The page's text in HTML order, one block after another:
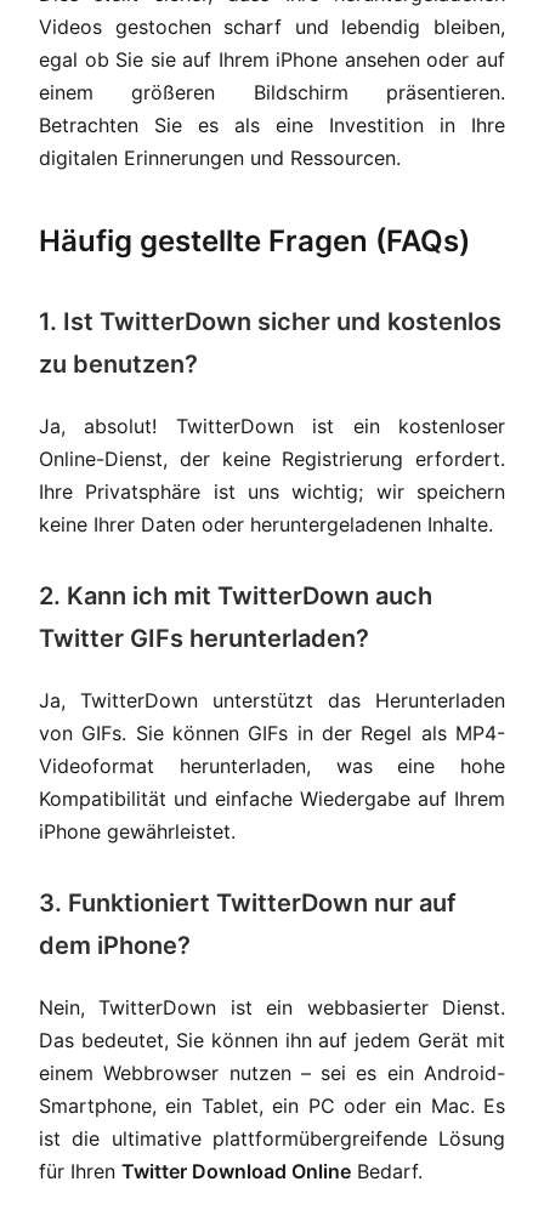
Videos gestochen scharf und lebendig bleiben,
egal ob Sie sie auf Ihrem iPhone ansehen oder auf
einem größeren Bildschirm präsentieren.
Betrachten Sie es als eine Investition in Ihre
digitalen Erinnerungen und Ressourcen.
Häufig gestellte Fragen (FAQs)
1. Ist TwitterDown sicher und kostenlos
zu benutzen?
Ja, absolut! TwitterDown ist ein kostenloser
Online-Dienst, der keine Registrierung erfordert.
Ihre Privatsphäre ist uns wichtig; wir speichern
keine Ihrer Daten oder heruntergeladenen Inhalte.
2. Kann ich mit TwitterDown auch
Twitter GIFs herunterladen?
Ja, TwitterDown unterstützt das Herunterladen
von GIFs. Sie können GIFs in der Regel als MP4-
Videoformat herunterladen, was eine hohe
Kompatibilität und einfache Wiedergabe auf Ihrem
iPhone gewährleistet.
3. Funktioniert TwitterDown nur auf
dem iPhone?
Nein, TwitterDown ist ein webbasierter Dienst.
Das bedeutet, Sie können ihn auf jedem Gerät mit
einem Webbrowser nutzen – sei es ein Android-
Smartphone, ein Tablet, ein PC oder ein Mac. Es
ist die ultimative plattformübergreifende Lösung
für Ihren Twitter Download Online Bedarf.